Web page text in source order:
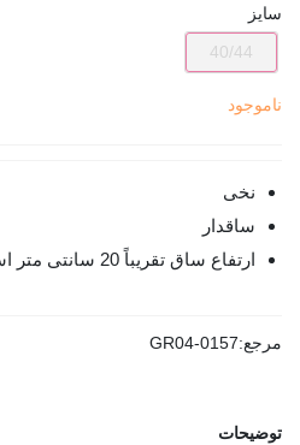
سایز
40/44
ناموجود
نخی
ساقدار
ارتفاع ساق تقریباً 20 سانتی متر است.
مرجع:GR04-0157
توضیحات